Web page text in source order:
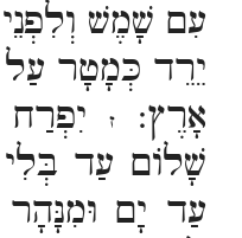
עִם שָׁמֶשׁ
יֵרֵד כְּמָטָר עַל
אָרֶץ:ז
שָׁלוֹם עַד
עַד יָם